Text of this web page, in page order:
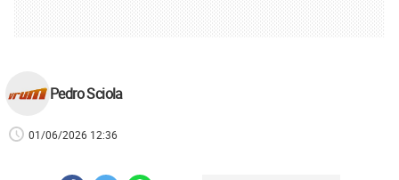
Pedro Sciola
01/06/2026 12:36